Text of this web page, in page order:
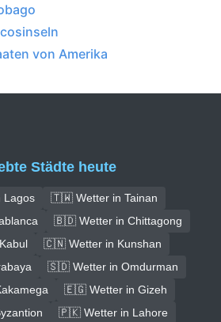
von Amerika
Städte heute
🇹🇼 Wetter in Tainan
🇧🇩 Wetter in Chittagong
🇨🇳 Wetter in Kunshan
🇸🇩 Wetter in Omdurman
🇪🇬 Wetter in Gizeh
🇵🇰 Wetter in Lahore